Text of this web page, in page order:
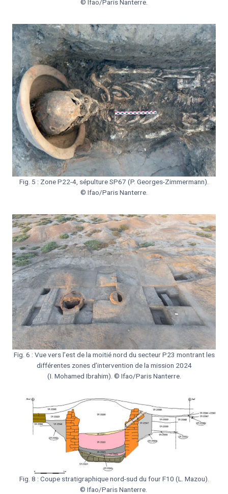
© Ifao/Paris Nanterre.
Fig. 5 : Zone P22-4, sépulture SP67 (P. Georges-Zimmermann).
© Ifao/Paris Nanterre.
Fig. 6 : Vue vers l’est de la moitié nord du secteur P23 montrant les
différentes zones d’intervention de la mission 2024
(I. Mohamed Ibrahim). © Ifao/Paris Nanterre.
Fig. 8 : Coupe stratigraphique nord-sud du four F10 (L. Mazou).
© Ifao/Paris Nanterre.